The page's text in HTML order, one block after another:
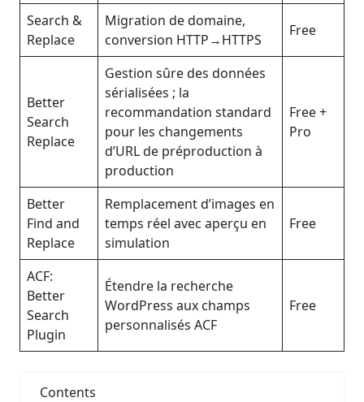
Search &
Replace
Migration de domaine,
conversion HTTP→HTTPS
Free
Better
Search
Replace
Gestion sûre des données
sérialisées ; la
recommandation standard
pour les changements
d’URL de préproduction à
production
Free +
Pro
Better
Find and
Replace
Remplacement d’images en
temps réel avec aperçu en
simulation
Free
ACF:
Better
Search
Plugin
Étendre la recherche
WordPress aux champs
personnalisés ACF
Free
Contents